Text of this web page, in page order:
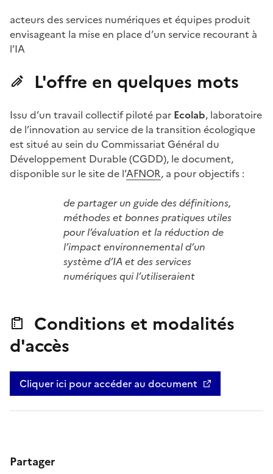
acteurs des services numériques et équipes produit
envisageant la mise en place d’un service recourant à
l’IA
L'offre en quelques mots
Issu d’un travail collectif piloté par Ecolab, laboratoire
de l’innovation au service de la transition écologique
est situé au sein du Commissariat Général du
Développement Durable (CGDD), le document,
disponible sur le site de l’AFNOR, a pour objectifs :
de partager un guide des définitions,
méthodes et bonnes pratiques utiles
pour l’évaluation et la réduction de
l’impact environnemental d’un
système d’IA et des services
numériques qui l’utiliseraient
Conditions et modalités
d'accès
Cliquer ici pour accéder au document
Partager